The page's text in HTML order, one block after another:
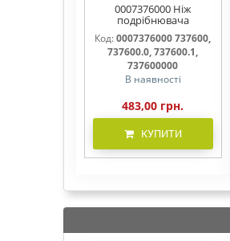
0007376000 Ніж
подрібнювача
соломи,рухомий
737600, 737600.0,
737600.1, 737600000
Код:0007376000 737600,
737600.0, 737600.1,
737600000
В наявності
483,00 грн.
КУПИТИ